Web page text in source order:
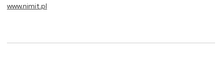
www.nimit.pl